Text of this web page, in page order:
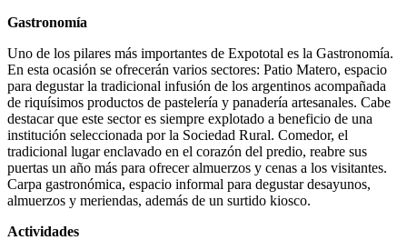
Gastronomía
Uno de los pilares más importantes de Expototal es la Gastronomía.
En esta ocasión se ofrecerán varios sectores: Patio Matero, espacio
para degustar la tradicional infusión de los argentinos acompañada
de riquísimos productos de pastelería y panadería artesanales. Cabe
destacar que este sector es siempre explotado a beneficio de una
institución seleccionada por la Sociedad Rural. Comedor, el
tradicional lugar enclavado en el corazón del predio, reabre sus
puertas un año más para ofrecer almuerzos y cenas a los visitantes.
Carpa gastronómica, espacio informal para degustar desayunos,
almuerzos y meriendas, además de un surtido kiosco.
Actividades